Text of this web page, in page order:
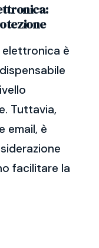
elettronica è
Tuttavia,
email, è
facilitare la